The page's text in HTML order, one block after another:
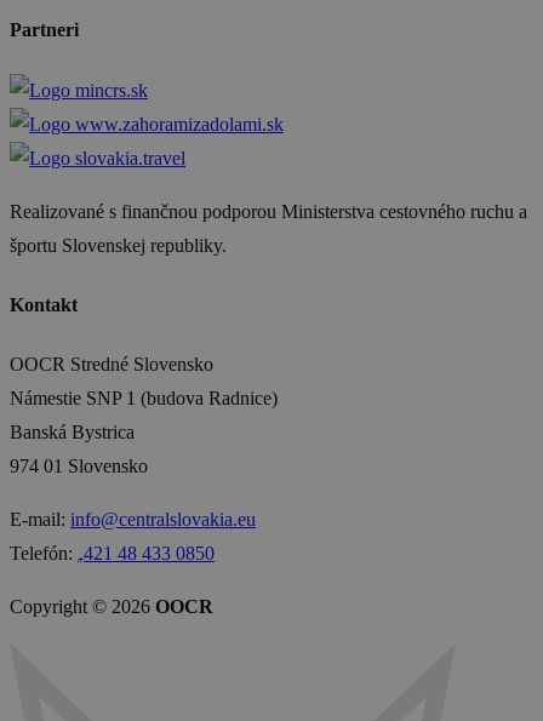
Partneri
Realizované s finančnou podporou Ministerstva cestovného ruchu a
športu Slovenskej republiky.
Kontakt
OOCR Stredné Slovensko
Námestie SNP 1 (budova Radnice)
Banská Bystrica
974 01 Slovensko
E-mail: info@centralslovakia.eu
Telefón: ₊421 48 433 0850
Copyright © 2026 OOCR